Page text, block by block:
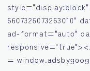
6607326073263010"
ad-format="auto"
=